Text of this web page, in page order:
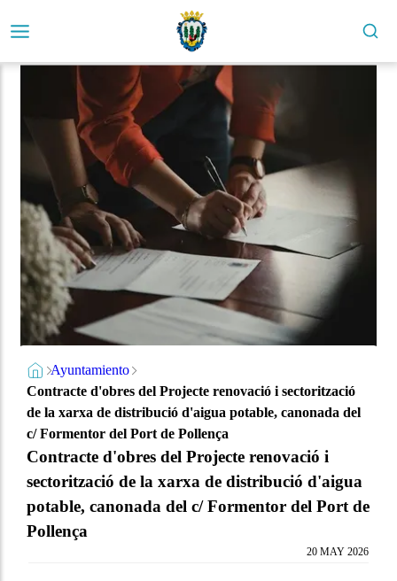
Ayuntamiento
Contracte d'obres del Projecte renovació i sectorització
de la xarxa de distribució d'aigua potable, canonada del
c/ Formentor del Port de Pollença
Contracte d'obres del Projecte renovació i
sectorització de la xarxa de distribució d'aigua
potable, canonada del c/ Formentor del Port de
Pollença
20 MAY 2026